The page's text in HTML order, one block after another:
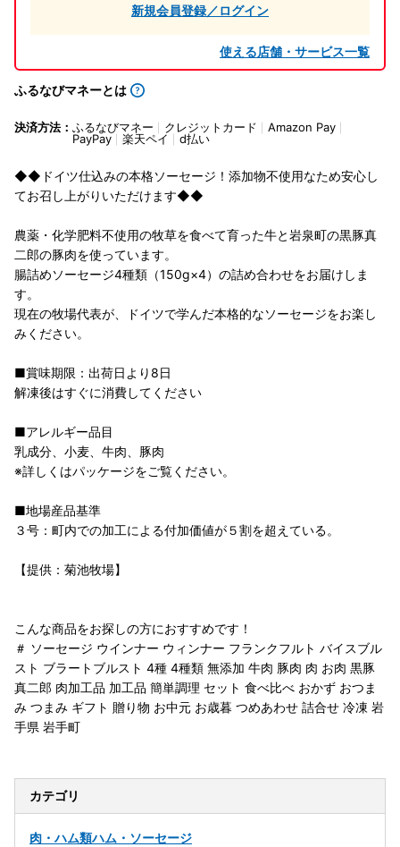
新規会員登録／ログイン
使える店舗・サービス一覧
ふるなびマネーとは
決済方法： ふるなびマネー クレジットカード
Amazon Pay
PayPay
楽天ペイ d払い
◆◆ドイツ仕込みの本格ソーセージ！添加物不使用なため安心し
てお召し上がりいただけます◆◆
農薬・化学肥料不使用の牧草を食べて育った牛と岩泉町の黒豚真
二郎の豚肉を使っています。
腸詰めソーセージ4種類（150g×4）の詰め合わせをお届けしま
す。
現在の牧場代表が、ドイツで学んだ本格的なソーセージをお楽し
みください。
■賞味期限：出荷日より8日
解凍後はすぐに消費してください
■アレルギー品目
乳成分、小麦、牛肉、豚肉
※詳しくはパッケージをご覧ください。
■地場産品基準
３号：町内での加工による付加価値が５割を超えている。
【提供：菊池牧場】
こんな商品をお探しの方におすすめです！
＃ ソーセージ ウインナー ウィンナー フランクフルト バイスブル
スト ブラートブルスト 4種 4種類 無添加 牛肉 豚肉 肉 お肉 黒豚
真二郎 肉加工品 加工品 簡単調理 セット 食べ比べ おかず おつま
み つまみ ギフト 贈り物 お中元 お歳暮 つめあわせ 詰合せ 冷凍 岩
手県 岩手町
カテゴリ
肉・ハム類ハム・ソーセージ